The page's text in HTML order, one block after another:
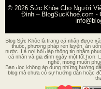
© 2026 Sức Khỏe Cho Người
Đình – BlogSucKhoe.com -
Blog Sức Khỏe là trang cá nhân được
thuốc, phương pháp rèn luyện, ăn
nước. Là nơi hỏi đáp thông tin nhằm
cá nhân và gia đình ngày một tốt hơn.
nghề, mong muốn
Bạn đọc không áp dụng những hướng
blog mà chưa có sự hướng dẫn hoặc